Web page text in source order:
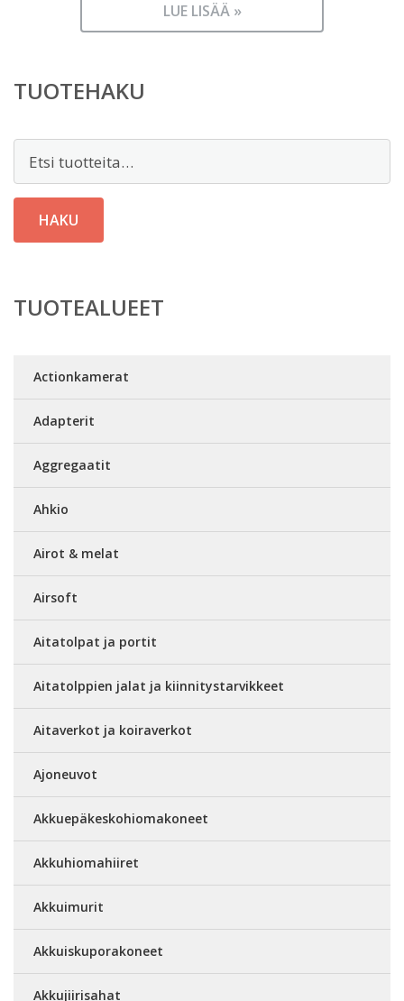
LUE LISÄÄ »
TUOTEHAKU
HAKU
TUOTEALUEET
Actionkamerat
Adapterit
Aggregaatit
Ahkio
Airot & melat
Airsoft
Aitatolpat ja portit
Aitatolppien jalat ja kiinnitystarvikkeet
Aitaverkot ja koiraverkot
Ajoneuvot
Akkuepäkeskohiomakoneet
Akkuhiomahiiret
Akkuimurit
Akkuiskuporakoneet
Akkujiirisahat